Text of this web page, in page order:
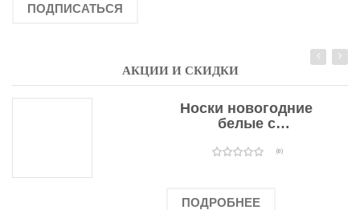
ПОДПИСАТЬСЯ
АКЦИИ И СКИДКИ
Носки новогодние
белые с
оленями(0)
ПОДРОБНЕЕ